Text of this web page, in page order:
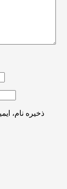
ذخیره نام،